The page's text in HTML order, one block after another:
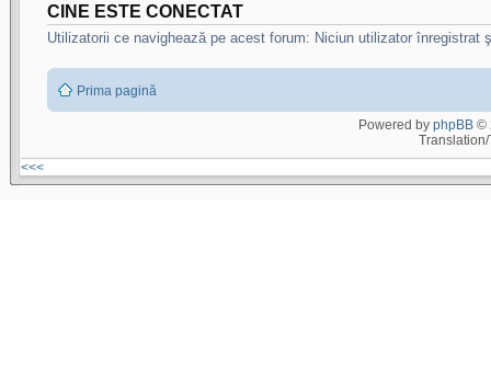
CINE ESTE CONECTAT
Utilizatorii ce navighează pe acest forum: Niciun utilizator înregistrat
Prima pagină
Powered by phpBB©
<<<